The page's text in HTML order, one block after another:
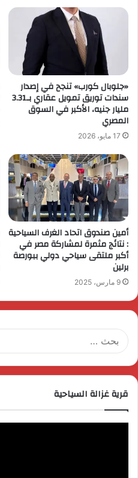
«جلوبال كورب» تنجح في إصدار
سندات توريق تمويل عقاري بـ3.31
مليار جنيه، الأكبر في السوق
المصري
17 مايو، 2026
أمين صندوق اتحاد الغرف السياحية
: نتائج مثمرة لمشاركة مصر في
أكبر ملتقى سياحي دولي ببورصة
برلين
9 مارس، 2025
قرية غزالة السياحية